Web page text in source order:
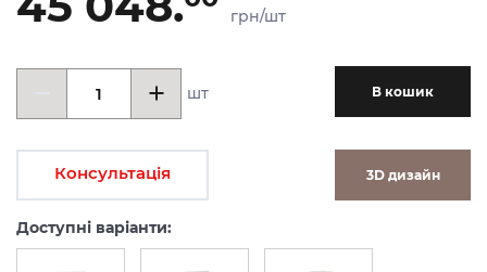
грн/шт
шт В кошик
Консультація 3D дизайн
Доступні варіанти: